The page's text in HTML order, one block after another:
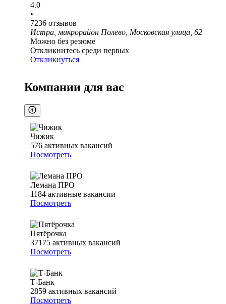
4.0
•
7236 отзывов
Истра, микрорайон Полево, Московская улица, 62
Можно без резюме
Откликнитесь среди первых
Откликнуться
Компании для вас
Чижик
576 активных вакансий
Посмотреть
Лемана ПРО
1184 активные вакансии
Посмотреть
Пятёрочка
37175 активных вакансий
Посмотреть
Т-Банк
2859 активных вакансий
Посмотреть